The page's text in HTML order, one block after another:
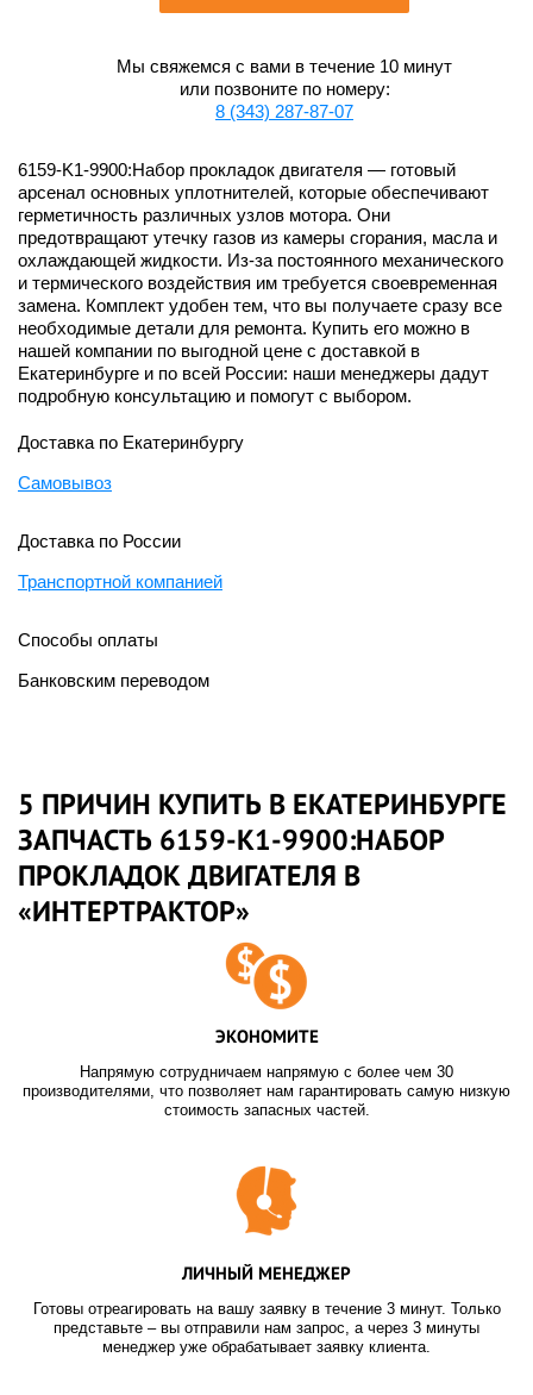
Мы свяжемся с вами в течение 10 минут
или позвоните по номеру:
8 (343) 287-87-07
6159-K1-9900:Набор прокладок двигателя — готовый
арсенал основных уплотнителей, которые обеспечивают
герметичность различных узлов мотора. Они
предотвращают утечку газов из камеры сгорания, масла и
охлаждающей жидкости. Из-за постоянного механического
и термического воздействия им требуется своевременная
замена. Комплект удобен тем, что вы получаете сразу все
необходимые детали для ремонта. Купить его можно в
нашей компании по выгодной цене с доставкой в
Екатеринбурге и по всей России: наши менеджеры дадут
подробную консультацию и помогут с выбором.
Доставка по Екатеринбургу
Самовывоз
Доставка по России
Транспортной компанией
Способы оплаты
Банковским переводом
5 ПРИЧИН КУПИТЬ В ЕКАТЕРИНБУРГЕ
ЗАПЧАСТЬ 6159-K1-9900:НАБОР
ПРОКЛАДОК ДВИГАТЕЛЯ В
«ИНТЕРТРАКТОР»
ЭКОНОМИТЕ
Напрямую сотрудничаем напрямую с более чем 30
производителями, что позволяет нам гарантировать самую низкую
стоимость запасных частей.
ЛИЧНЫЙ МЕНЕДЖЕР
Готовы отреагировать на вашу заявку в течение 3 минут. Только
представьте – вы отправили нам запрос, а через 3 минуты
менеджер уже обрабатывает заявку клиента.